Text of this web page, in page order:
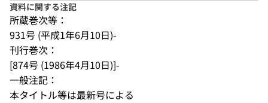
資料に関する注記
所蔵巻次等：
931号 (平成1年6月10日)-
刊行巻次：
[874号 (1986年4月10日)]-
一般注記：
本タイトル等は最新号による